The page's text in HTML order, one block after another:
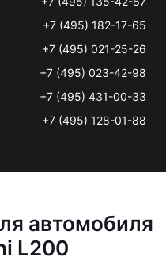
+7 (495) 182-17-65
+7 (495) 021-25-26
+7 (495) 023-42-98
+7 (495) 431-00-33
+7 (495) 128-01-88
автомобиля
L200